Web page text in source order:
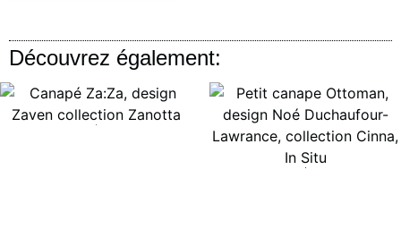
Découvrez également: